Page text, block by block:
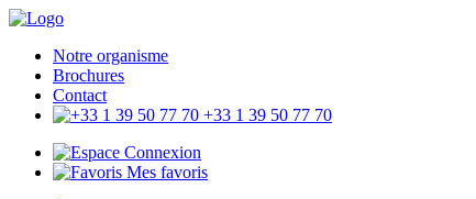
Notre organisme
Brochures
Contact
+33 1 39 50 77 70
Connexion
Mes favoris